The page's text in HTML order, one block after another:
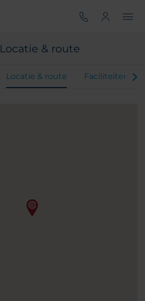
Locatie & route
Locatie & route Faciliteiten